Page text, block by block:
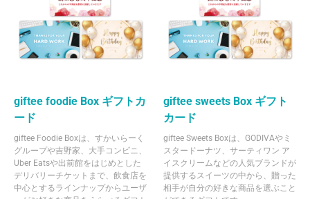
giftee foodie Box ギフトカ
ード
giftee Foodie Boxは、すかいらーく
グループや吉野家、大手コンビニ、
Uber Eatsや出前館をはじめとした
デリバリーチケットまで、飲食店を
中心とするラインナップからユーザ
giftee sweets Box ギフト
カード
giftee Sweets Boxは、GODIVAやミ
スタードーナツ、サーティワン ア
イスクリームなどの人気ブランドが
提供するスイーツの中から、贈った
相手が自分の好きな商品を選ぶこと